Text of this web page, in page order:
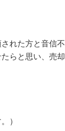
れた方と音信不
らと思い、売却
）